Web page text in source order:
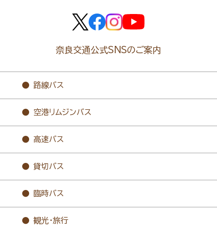
奈良交通公式SNSのご案内
路線バス
空港リムジンバス
高速バス
貸切バス
臨時バス
観光・旅行